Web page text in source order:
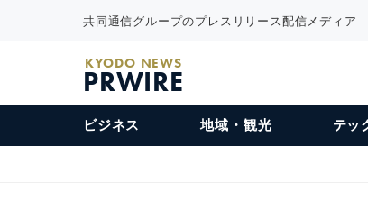
共同通信グループのプレスリリース配信メディア
KYODO NEWS
PRWIRE
ビジネス 地域・観光 テッ